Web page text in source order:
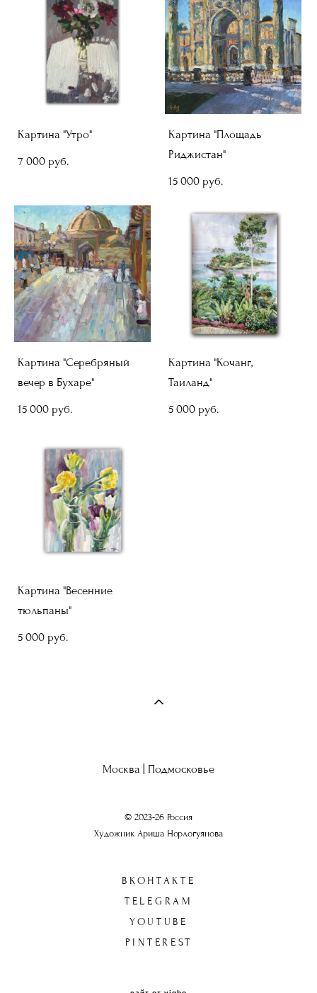
Картина "Утро"
7 000 pуб.
Картина "Площадь
Риджистан"
15 000 pуб.
Картина "Серебряный
вечер в Бухаре"
15 000 pуб.
Картина "Кочанг,
Таиланд"
5 000 pуб.
Картина "Весенние
тюльпаны"
5 000 pуб.
Москва | Подмосковье
© 2023-26 Россия
Художник Ариша Норлогуянова
ВКОНТАКТЕ
TELEGRAM
YOUTUBE
PINTEREST